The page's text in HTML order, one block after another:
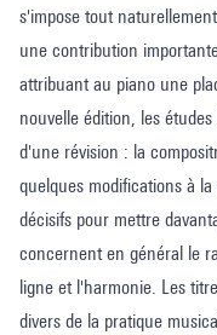
s'impose tout
une contribution
attribuant au piano une
nouvelle édition, les
d'une révision : la
quelques modifications à
décisifs pour mettre
concernent en général le
ligne et l'harmonie. Les
divers de la pratique